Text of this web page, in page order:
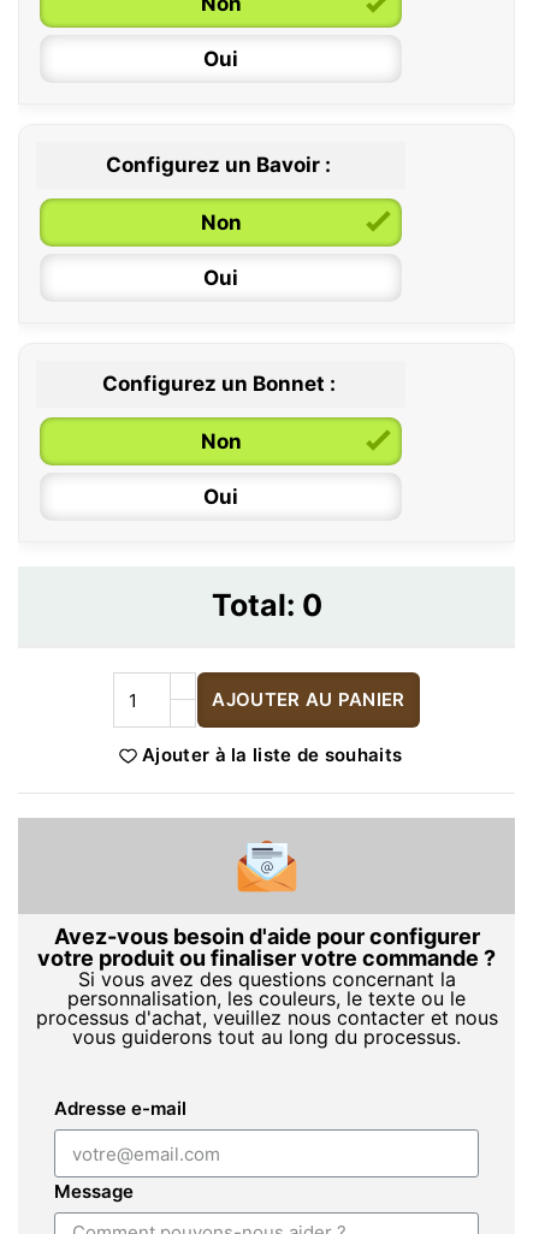
6 / 12 mois
12 / 18 mois
Oui
Configurez un Bavoir :
Non
Oui
Configurez un Bonnet :
Non
Oui
Total: 0
AJOUTER AU PANIER
Ajouter à la liste de souhaits
Avez-vous besoin d'aide pour configurer
votre produit ou finaliser votre commande ?
Si vous avez des questions concernant la
personnalisation, les couleurs, le texte ou le
processus d'achat, veuillez nous contacter et nous
vous guiderons tout au long du processus.
Adresse e-mail
Message